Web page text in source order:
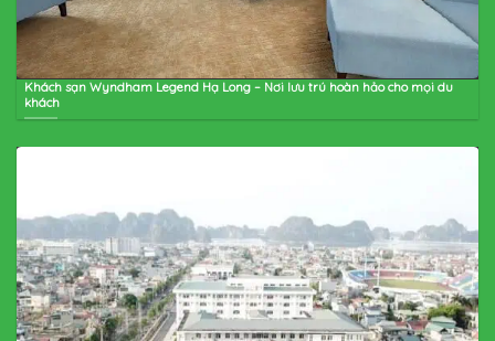
Khách sạn Wyndham Legend Hạ Long – Nơi lưu trú hoàn hảo cho mọi du
khách